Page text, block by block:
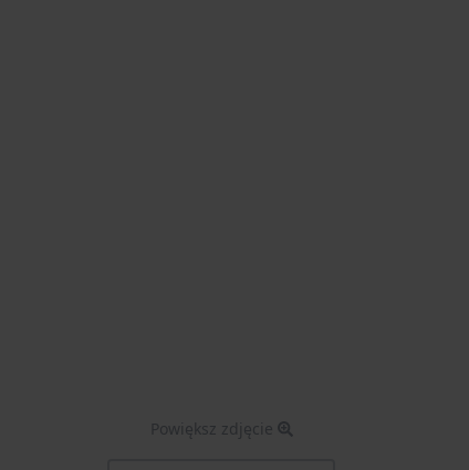
Powiększ zdjęcie